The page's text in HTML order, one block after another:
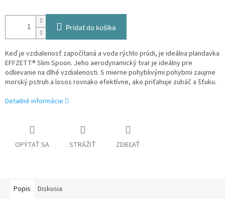
Pridať do košíka
Keď je vzdialenosť započítaná a voda rýchlo prúdi, je ideálna plandavka
EFFZETT® Slim Spoon. Jeho aerodynamický tvar je ideálny pre
odlievanie na dlhé vzdialenosti. S mierne pohyblivými pohybmi zaujme
morský pstruh a losos rovnako efektívne, ako priťahuje zubáč a šťuku.
Detailné informácie
OPÝTAŤ SA STRÁŽIŤ ZDIEĽAŤ
Popis Diskusia